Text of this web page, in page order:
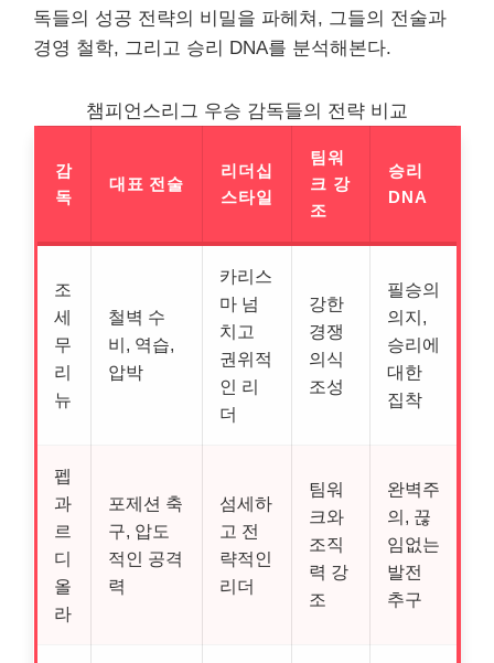
독들의 성공 전략의 비밀을 파헤쳐, 그들의 전술과
경영 철학, 그리고 승리 DNA를 분석해본다.
챔피언스리그 우승 감독들의 전략 비교
감
독
대표 전술
리더십
스타일
팀워
크 강
조
승리
DNA
조
세
무
리
뉴
철벽 수
비, 역습,
압박
카리스
마 넘
치고
권위적
인 리
더
강한
경쟁
의식
조성
필승의
의지,
승리에
대한
집착
펩
과
르
디
올
라
포제션 축
구, 압도
적인 공격
력
섬세하
고 전
략적인
리더
팀워
크와
조직
력 강
조
완벽주
의, 끊
임없는
발전
추구